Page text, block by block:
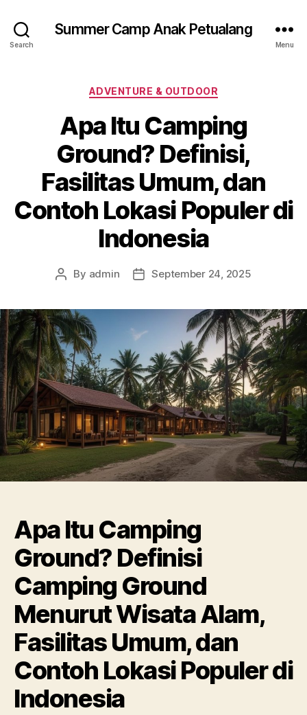
Search
Summer Camp Anak Petualang
Menu
Categories
ADVENTURE & OUTDOOR
Apa Itu Camping
Ground? Definisi,
Fasilitas Umum, dan
Contoh Lokasi Populer di
Indonesia
Post
By admin
PostSeptember 24, 2025
Apa Itu Camping
Ground? Definisi
Camping Ground
Menurut Wisata Alam,
Fasilitas Umum, dan
Contoh Lokasi Populer di
Indonesia